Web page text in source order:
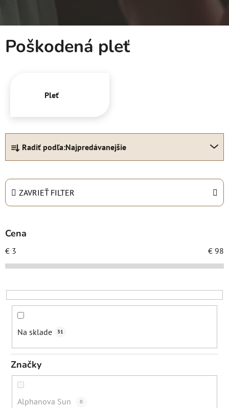
Poškodená pleť
Pleť
R
d
e
i
p
r
o
d
k
Radiť podľa:Najpredávanejšie
ZAVRIEŤ FILTER
Cena
€ 3 € 98
Na sklade 31
Značky
Alphanova Sun 0